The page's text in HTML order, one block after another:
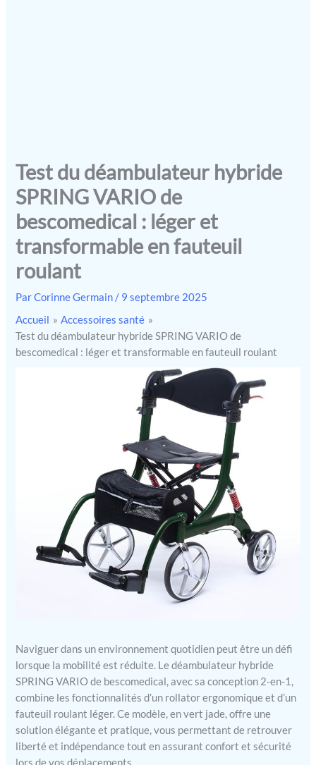
Test du déambulateur hybride
SPRING VARIO de
bescomedical : léger et
transformable en fauteuil
roulant
ParCorinne Germain / 9 septembre 2025
Accueil
Accessoires santé
Test du déambulateur hybride SPRING VARIO de
bescomedical : léger et transformable en fauteuil roulant
Naviguer dans un environnement quotidien peut être un défi
lorsque la mobilité est réduite. Le déambulateur hybride
SPRING VARIO de bescomedical, avec sa conception 2-en-1,
combine les fonctionnalités d’un rollator ergonomique et d’un
fauteuil roulant léger. Ce modèle, en vert jade, offre une
solution élégante et pratique, vous permettant de retrouver
liberté et indépendance tout en assurant confort et sécurité